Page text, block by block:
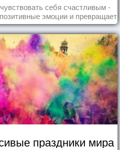
себя счастливым -
эмоции и превращает
праздник.
праздники мира